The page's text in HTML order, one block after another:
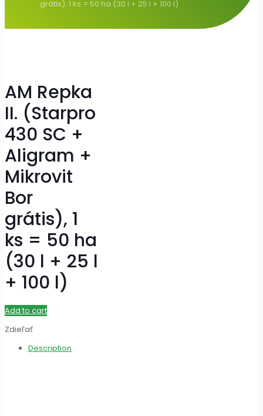
grátis), 1 ks = 50 ha (30 l + 25 l + 100 l)
AM Repka
II. (Starpro
430 SC +
Aligram +
Mikrovit
Bor
grátis), 1
ks = 50 ha
(30 l + 25 l
+ 100 l)
Add to cart
Zdieľať
Description